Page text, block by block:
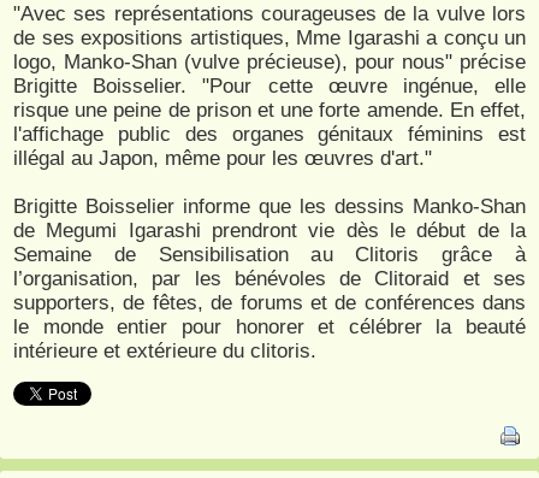
"Avec ses représentations courageuses de la vulve lors
de ses expositions artistiques, Mme Igarashi a conçu un
logo, Manko-Shan (vulve précieuse), pour nous" précise
Brigitte Boisselier. "Pour cette œuvre ingénue, elle
risque une peine de prison et une forte amende. En effet,
l'affichage public des organes génitaux féminins est
illégal au Japon, même pour les œuvres d'art."
Brigitte Boisselier informe que les dessins Manko-Shan
de Megumi Igarashi prendront vie dès le début de la
Semaine de Sensibilisation au Clitoris grâce à
l’organisation, par les bénévoles de Clitoraid et ses
supporters, de fêtes, de forums et de conférences dans
le monde entier pour honorer et célébrer la beauté
intérieure et extérieure du clitoris.